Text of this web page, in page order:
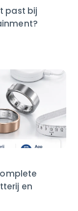
past bij
en